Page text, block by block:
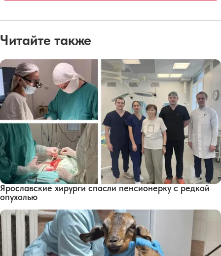
Читайте также
Ярославские хирурги спасли пенсионерку с редкой
опухолью